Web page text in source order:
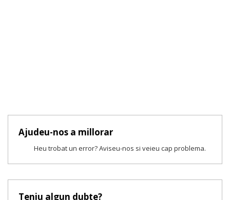
Ajudeu-nos a millorar
Heu trobat un error? Aviseu-nos si veieu cap problema.
Teniu algun dubte?